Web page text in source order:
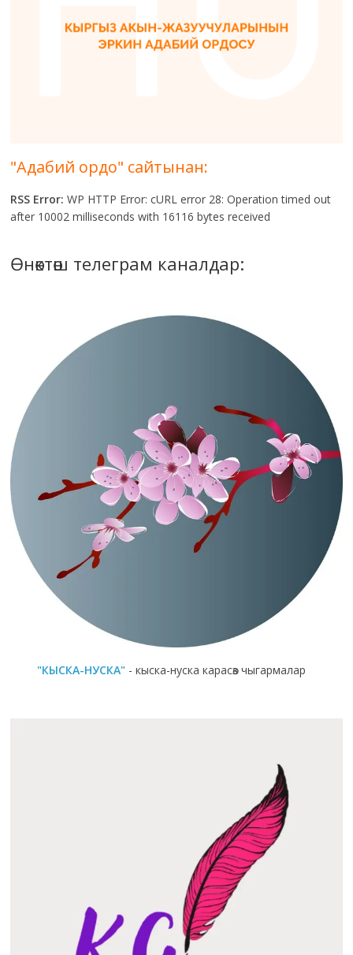
"Адабий ордо" сайтынан:
RSS Error: WP HTTP Error: cURL error 28: Operation timed out
after 10002 milliseconds with 16116 bytes received
Өнөктөш телеграм каналдар:
"КЫСКА-НУСКА" - кыска-нуска карасөз чыгармалар